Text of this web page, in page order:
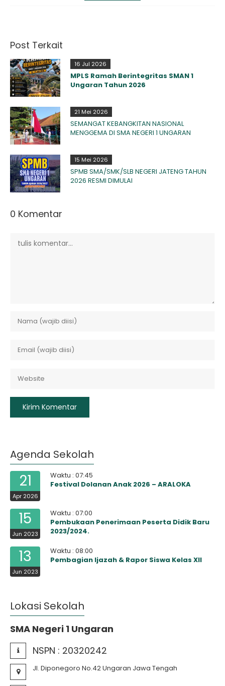
Post Terkait
16 Jul 2026
MPLS Ramah Berintegritas SMAN 1
Ungaran Tahun 2026
21 Mei 2026
SEMANGAT KEBANGKITAN NASIONAL
MENGGEMA DI SMA NEGERI 1 UNGARAN
15 Mei 2026
SPMB SMA/SMK/SLB NEGERI JATENG TAHUN
2026 RESMI DIMULAI
0 Komentar
Agenda Sekolah
21
Apr 2026
Waktu : 07:45
Festival Dolanan Anak 2026 – ARALOKA
15
Jun 2023
Waktu : 07:00
Pembukaan Penerimaan Peserta Didik Baru
2023/2024.
13
Jun 2023
Waktu : 08:00
Pembagian Ijazah & Rapor Siswa Kelas XII
Lokasi Sekolah
SMA Negeri 1 Ungaran
NSPN : 20320242
Jl. Diponegoro No.42 Ungaran Jawa Tengah